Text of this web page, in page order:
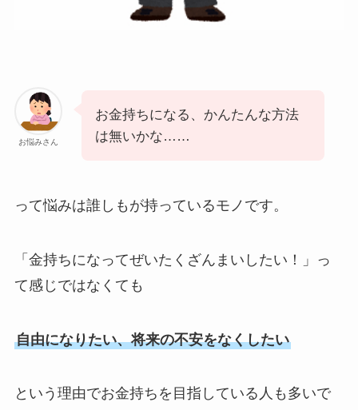
お悩みさん
お金持ちになる、かんたんな方法
は無いかな……
って悩みは誰しもが持っているモノです。
「金持ちになってぜいたくざんまいしたい！」っ
て感じではなくても
自由になりたい、将来の不安をなくしたい
という理由でお金持ちを目指している人も多いで